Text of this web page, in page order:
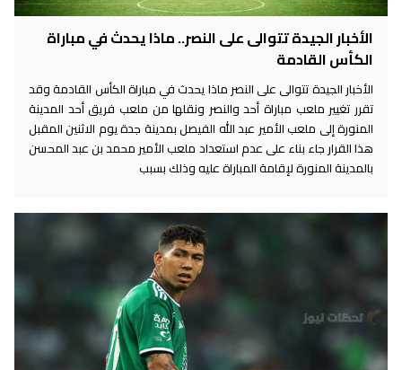
الأخبار الجيدة تتوالى على النصر.. ماذا يحدث في مباراة
الكأس القادمة
الأخبار الجيدة تتوالى على النصر ماذا يحدث في مباراة الكأس القادمة وقد
تقرر تغيير ملعب مباراة أحد والنصر ونقلها من ملعب فريق أحد المدينة
المنورة إلى ملعب الأمير عبد الله الفيصل بمدينة جدة يوم الاثنين المقبل
هذا القرار جاء بناء على عدم استعداد ملعب الأمير محمد بن عبد المحسن
بالمدينة المنورة لإقامة المباراة عليه وذلك بسبب